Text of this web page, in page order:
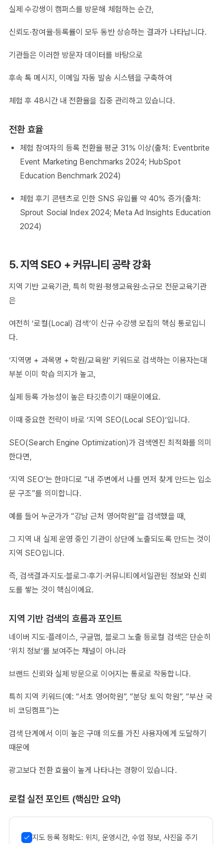
실제 수강생이 캠퍼스를 방문해 체험하는 순간,
신뢰도·참여율·등록률이 모두 동반 상승하는 결과가 나타납니다.
기관들은 이러한 방문자 데이터를 바탕으로
후속 톡 메시지, 이메일 자동 발송 시스템을 구축하여
체험 후 48시간 내 전환율을 집중 관리하고 있습니다.
전환 효율
체험 참여자의 등록 전환율 평균 31% 이상(출처: Eventbrite
Event Marketing Benchmarks 2024; HubSpot
Education Benchmark 2024)
체험 후기 콘텐츠로 인한 SNS 유입률 약 40% 증가(출처:
Sprout Social Index 2024; Meta Ad Insights Education
2024)
5. 지역 SEO + 커뮤니티 공략 강화
지역 기반 교육기관, 특히 학원·평생교육원·소규모 전문교육기관
은
여전히 ‘로컬(Local) 검색’이 신규 수강생 모집의 핵심 통로입니
다.
‘지역명 + 과목명 + 학원/교육원’ 키워드로 검색하는 이용자는대
부분 이미 학습 의지가 높고,
실제 등록 가능성이 높은 타깃층이기 때문이에요.
이때 중요한 전략이 바로 ‘지역 SEO(Local SEO)’입니다.
SEO(Search Engine Optimization)가 검색엔진 최적화를 의미
한다면,
‘지역 SEO’는 한마디로 “내 주변에서 나를 먼저 찾게 만드는 입소
문 구조”를 의미합니다.
예를 들어 누군가가 “강남 근처 영어학원”을 검색했을 때,
그 지역 내 실제 운영 중인 기관이 상단에 노출되도록 만드는 것이
지역 SEO입니다.
즉, 검색결과·지도·블로그·후기·커뮤니티에서일관된 정보와 신뢰
도를 쌓는 것이 핵심이에요.
지역 기반 검색의 흐름과 포인트
네이버 지도·플레이스, 구글맵, 블로그 노출 등로컬 검색은 단순히
‘위치 정보’를 보여주는 채널이 아니라
브랜드 신뢰와 실제 방문으로 이어지는 통로로 작동합니다.
특히 지역 키워드(예: “서초 영어학원”, “분당 토익 학원”, “부산 국
비 코딩캠프”)는
검색 단계에서 이미 높은 구매 의도를 가진 사용자에게 도달하기
때문에
광고보다 전환 효율이 높게 나타나는 경향이 있습니다.
로컬 실전 포인트 (핵심만 요약)
지도 등록 정확도: 위치, 운영시간, 수업 정보, 사진을 주기